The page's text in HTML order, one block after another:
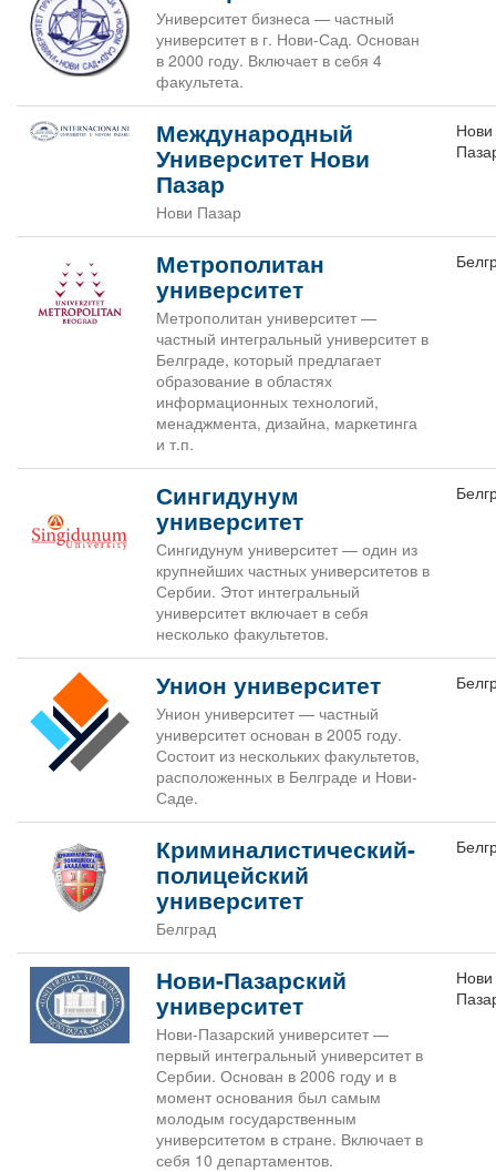
Университет бизнеса — частный
университет в г. Нови-Сад. Основан
в 2000 году. Включает в себя 4
факультета.
Международный
Университет Нови
Пазар
Нови Пазар
Нови
Метрополитан
университет
Метрополитан университет —
частный интегральный университет в
Белграде, который предлагает
образование в областях
информационных технологий,
менаджмента, дизайна, маркетинга
и т.п.
Сингидунум
университет
Сингидунум университет — один из
крупнейших частных университетов в
Сербии. Этот интегральный
университет включает в себя
несколько факультетов.
Унион университет
Унион университет — частный
университет основан в 2005 году.
Состоит из нескольких факультетов,
расположенных в Белграде и Нови-
Саде.
Криминалистический-
полицейский
университет
Белград
Нови-Пазарский
университет
Нови-Пазарский университет —
первый интегральный университет в
Сербии. Основан в 2006 году и в
момент основания был самым
молодым государственным
университетом в стране. Включает в
себя 10 департаментов.
Нови